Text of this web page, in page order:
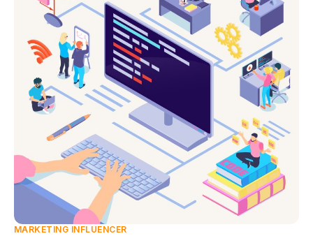
MARKETING INFLUENCER